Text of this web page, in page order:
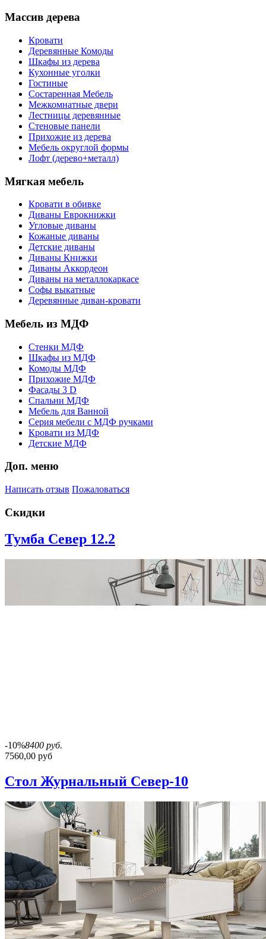
Массив дерева
Кровати
Деревянные Комоды
Шкафы из дерева
Кухонные уголки
Гостиные
Состаренная Мебель
Межкомнатные двери
Лестницы деревянные
Стеновые панели
Прихожие из дерева
Мебель округлой формы
Лофт (дерево+металл)
Мягкая мебель
Кровати в обивке
Диваны Еврокнижки
Угловые диваны
Кожаные диваны
Детские диваны
Диваны Книжки
Диваны Аккордеон
Диваны на металлокаркасе
Софы выкатные
Деревянные диван-кровати
Мебель из МДФ
Стенки МДФ
Шкафы из МДФ
Комоды МДФ
Прихожие МДФ
Фасады 3 D
Спальни МДФ
Мебель для Ванной
Серия мебели с МДФ ручками
Кровати из МДФ
Детские МДФ
Доп. меню
Написать отзыв Пожаловаться
Скидки
Тумба Север 12.2
-10%8400 руб.
7560,00 руб
Стол Журнальный Север-10